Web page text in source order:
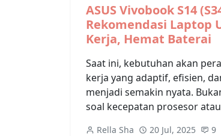
ASUS Vivobook S14
Rekomendasi Laptop
Kerja, Hemat Baterai
Saat ini, kebutuhan akan
kerja yang adaptif, efisien,
menjadi semakin nyata.
soal kecepatan prosesor
Rella Sha 20 Jul, 2025 9